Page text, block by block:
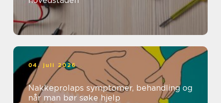
04. juli 2026
Nakkeprolaps symptomer, behandling og
når man bør søke hjelp